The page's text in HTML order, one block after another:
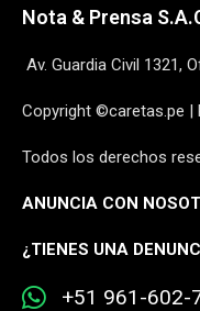
Nota & Prensa
Av. Guardia Civil 1321,
Copyright ©caretas.pe |
Todos los derechos
ANUNCIA CON
¿TIENES UNA
+51 961-602-